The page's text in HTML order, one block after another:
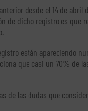
desde el 14 de abril
de dicho registro es que
están apareciendo
que casi un 70% de
de las dudas que